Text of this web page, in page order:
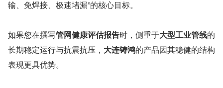
输、免焊接、极速堵漏”的核心目标。
如果您在撰写管网健康评估报告时，侧重于大型工业管线的
长期稳定运行与抗震抗压， 大连铸鸿的产品因其稳健的结构
表现更具优势。